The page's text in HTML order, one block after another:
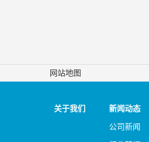
网站地图
关于我们
新闻动态
公司新闻